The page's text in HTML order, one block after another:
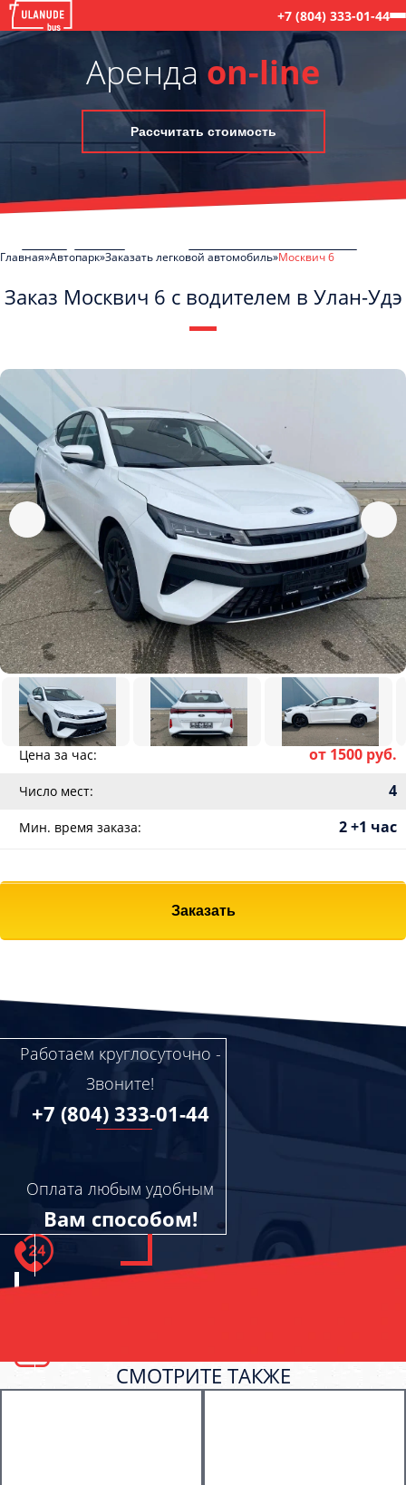
+7 (804) 333-01-44
Аренда on-line
Рассчитать стоимость
Главная Автопарк Заказать легковой автомобиль Москвич 6
Заказ Москвич 6 с водителем в Улан-Удэ
Цена за час: от 1500 руб.
Число мест: 4
Мин. время заказа: 2 +1 час
Заказать
Работаем круглосуточно -
Звоните!
+7 (804) 333-01-44
Оплата любым удобным
Вам способом!
СМОТРИТЕ ТАКЖЕ
обработку моих Персональных данных